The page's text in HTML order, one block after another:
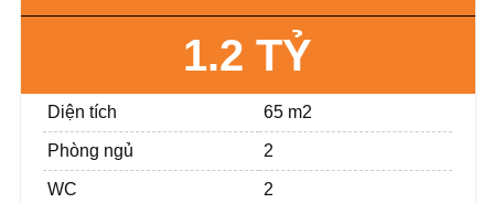
1.2 TỶ
Diện tích 65 m2
Phòng ngủ 2
WC 2